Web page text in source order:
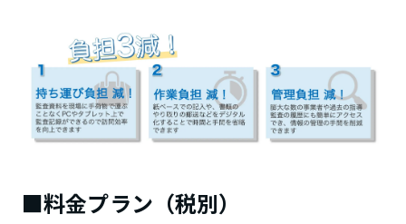
■料金プラン（税別）